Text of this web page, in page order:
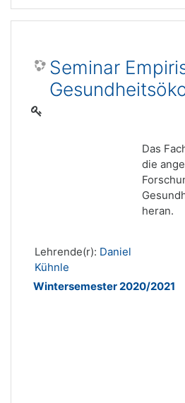
Seminar
Das
die
heran.
Lehrende(r): Daniel
Kühnle
Wintersemester 2020/2021